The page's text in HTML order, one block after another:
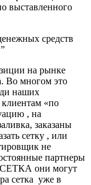
выставленного
средств
на рынке
Во многом это
наших
«по
, на
заказаны
сетку , или
не
партнеры
они могут
сетка уже в